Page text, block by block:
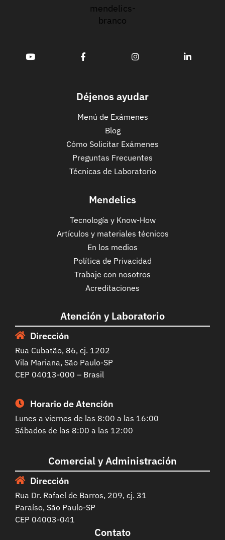
Déjenos ayudar
Menú de Exámenes
Blog
Cómo Solicitar Exámenes
Preguntas Frecuentes
Técnicas de Laboratorio
Mendelics
Tecnología y Know-How
Artículos y materiales técnicos
En los medios
Política de Privacidad
Trabaje con nosotros
Acreditaciones
Atención y Laboratorio
Dirección
Rua Cubatão, 86, cj. 1202
Vila Mariana, São Paulo-SP
CEP 04013-000 – Brasil
Horario de Atención
Lunes a viernes de las 8:00 a las 16:00
Sábados de las 8:00 a las 12:00
Comercial y Administración
Dirección
Rua Dr. Rafael de Barros, 209, cj. 31
Paraíso, São Paulo-SP
CEP 04003-041
Contato